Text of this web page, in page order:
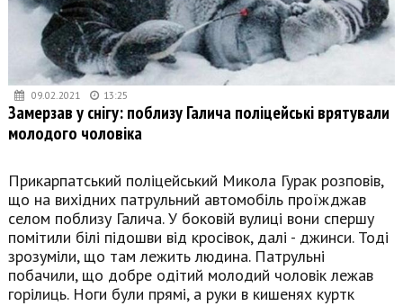
09.02.2021 13:25
Замерзав у снігу: поблизу Галича поліцейські врятували
молодого чоловіка
Прикарпатський поліцейський Микола Гурак розповів,
що на вихідних патрульний автомобіль проїжджав
селом поблизу Галича. У боковій вулиці вони спершу
помітили білі підошви від кросівок, далі - джинси. Тоді
зрозуміли, що там лежить людина. Патрульні
побачили, що добре одітий молодий чоловік лежав
горілиць. Ноги були прямі, а руки в кишенях куртк